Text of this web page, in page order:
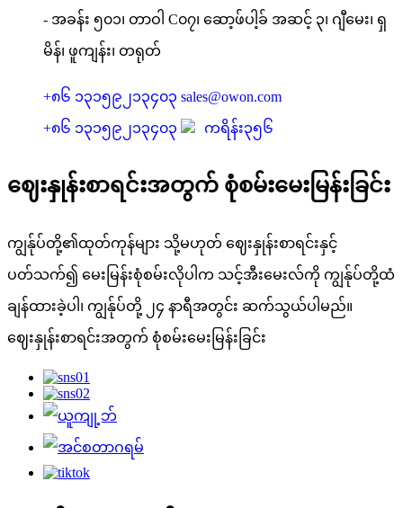
- အခန်း ၅၀၁၊ တာဝါ C၀၇၊ ဆော့ဖ်ပါ့ခ် အဆင့် ၃၊ ဂျီမေး၊ ရှ
မိန်၊ ဖူကျန်း၊ တရုတ်
+၈၆ ၁၃၁၅၉၂၁၃၄၀၃ sales@owon.com
+၈၆ ၁၃၁၅၉၂၁၃၄၀၃ ကရိန်း၃၅၆
ဈေးနှုန်းစာရင်းအတွက် စုံစမ်းမေးမြန်းခြင်း
ကျွန်ုပ်တို့၏ထုတ်ကုန်များ သို့မဟုတ် ဈေးနှုန်းစာရင်းနှင့်
ပတ်သက်၍ မေးမြန်းစုံစမ်းလိုပါက သင့်အီးမေးလ်ကို ကျွန်ုပ်တို့ထံ
ချန်ထားခဲ့ပါ၊ ကျွန်ုပ်တို့ ၂၄ နာရီအတွင်း ဆက်သွယ်ပါမည်။
ဈေးနှုန်းစာရင်းအတွက် စုံစမ်းမေးမြန်းခြင်း